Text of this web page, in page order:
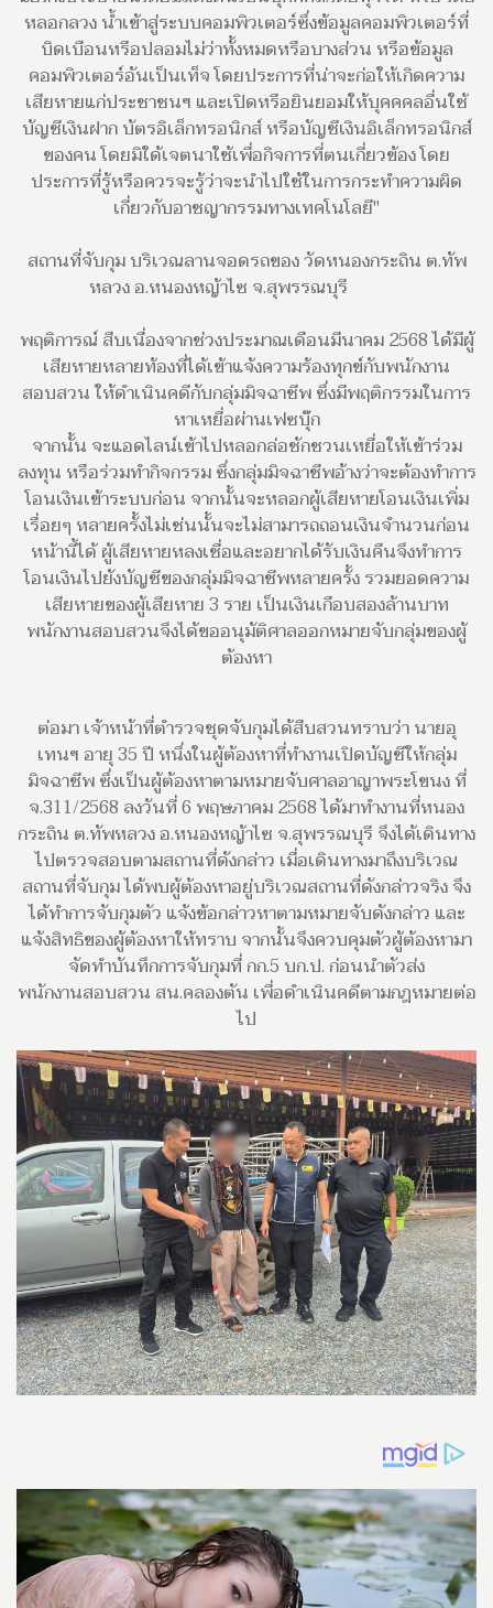
หลอกลวง น้ำเข้าสู่ระบบคอมพิวเตอร์ซึ่งข้อมูลคอมพิวเตอร์ที่
บิดเบือนหรือปลอมไม่ว่าทั้งหมดหรือบางส่วน หรือข้อมูล
คอมพิวเตอร์อันเป็นเท็จ โดยประการที่น่าจะก่อให้เกิดความ
เสียหายแก่ประชาชนฯ และเปิดหรือยินยอมให้บุคคคลอื่นใช้
บัญชีเงินฝาก บัตรอิเล็กทรอนิกส์ หรือบัญชีเงินอิเล็กทรอนิกส์
ของคน โดยมิใด้เจตนาใช้เพื่อกิจการที่ตนเกี่ยวข้อง โดย
ประการที่รู้หรือควรจะรู้ว่าจะนำไปใช้ในการกระทำความผิด
เกี่ยวกับอาชญากรรมทางเทคโนโลยี"
สถานที่จับกุม บริเวณลานจอดรถของ วัดหนองกระถิน ต.ทัพ
หลวง อ.หนองหญ้าไซ จ.สุพรรณบุรี
พฤติการณ์ สืบเนื่องจากช่วงประมาณเดือนมีนาคม 2568 ได้มีผู้
เสียหายหลายท้องที่ได้เข้าแจ้งความร้องทุกข์กับพนักงาน
สอบสวน ให้ดำเนินคดีกับกลุ่มมิจฉาชีพ ซึ่งมีพฤติกรรมในการ
หาเหยื่อผ่านเฟซบุ๊ก
จากนั้น จะแอดไลน์เข้าไปหลอกล่อชักชวนเหยื่อให้เข้าร่วม
ลงทุน หรือร่วมทำกิจกรรม ซึ่งกลุ่มมิจฉาชีพอ้างว่าจะต้องทำการ
โอนเงินเข้าระบบก่อน จากนั้นจะหลอกผู้เสียหายโอนเงินเพิ่ม
เรื่อยๆ หลายครั้งไม่เช่นนั้นจะไม่สามารถถอนเงินจำนวนก่อน
หน้านี้ได้ ผู้เสียหายหลงเชื่อและอยากได้รับเงินคืนจึงทำการ
โอนเงินไปยังบัญชีของกลุ่มมิจฉาชีพหลายครั้ง รวมยอดความ
เสียหายของผู้เสียหาย 3 ราย เป็นเงินเกือบสองล้านบาท
พนักงานสอบสวนจึงได้ขออนุมัติศาลออกหมายจับกลุ่มของผู้
ต้องหา
ต่อมา เจ้าหน้าที่ตำรวจชุดจับกุมได้สืบสวนทราบว่า นายอุ
เทนฯ อายุ 35 ปี หนึ่งในผู้ต้องหาที่ทำงานเปิดบัญชีให้กลุ่ม
มิจฉาชีพ ซึ่งเป็นผู้ต้องหาตามหมายจับศาลอาญาพระโขนง ที่
จ.311/2568 ลงวันที่ 6 พฤษภาคม 2568 ได้มาทำงานที่หนอง
กระถิน ต.ทัพหลวง อ.หนองหญ้าไซ จ.สุพรรณบุรี จึงได้เดินทาง
ไปตรวจสอบตามสถานที่ดังกล่าว เมื่อเดินทางมาถึงบริเวณ
สถานที่จับกุม ได้พบผู้ต้องหาอยู่บริเวณสถานที่ดังกล่าวจริง จึง
ได้ทำการจับกุมตัว แจ้งข้อกล่าวหาตามหมายจับดังกล่าว และ
แจ้งสิทธิของผู้ต้องหาให้ทราบ จากนั้นจึงควบคุมตัวผู้ต้องหามา
จัดทำบันทึกการจับกุมที่ กก.5 บก.ป. ก่อนนำตัวส่ง
พนักงานสอบสวน สน.คลองตัน เพื่อดำเนินคดีตามกฎหมายต่อ
ไป​